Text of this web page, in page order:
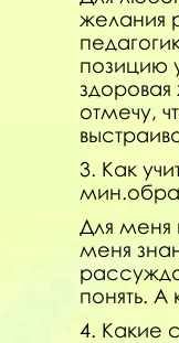
желания
позицию
отмечу,
3. Как
Для меня
меня
понять.
4. Какие